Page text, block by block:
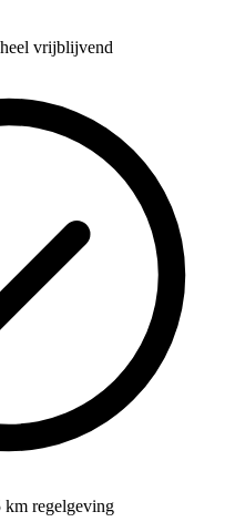
vrijblijvend
km regelgeving